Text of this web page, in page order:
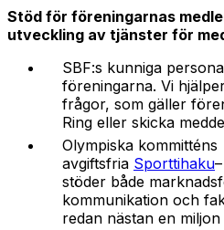
Stöd för föreningarnas
utveckling av tjänster för
SBF:s kunniga
föreningarna. Vi
frågor, som gäller
Ring eller skicka
Olympiska kommitténs
avgiftsfria Sporttihaku
stöder både
kommunikation och
redan nästan en